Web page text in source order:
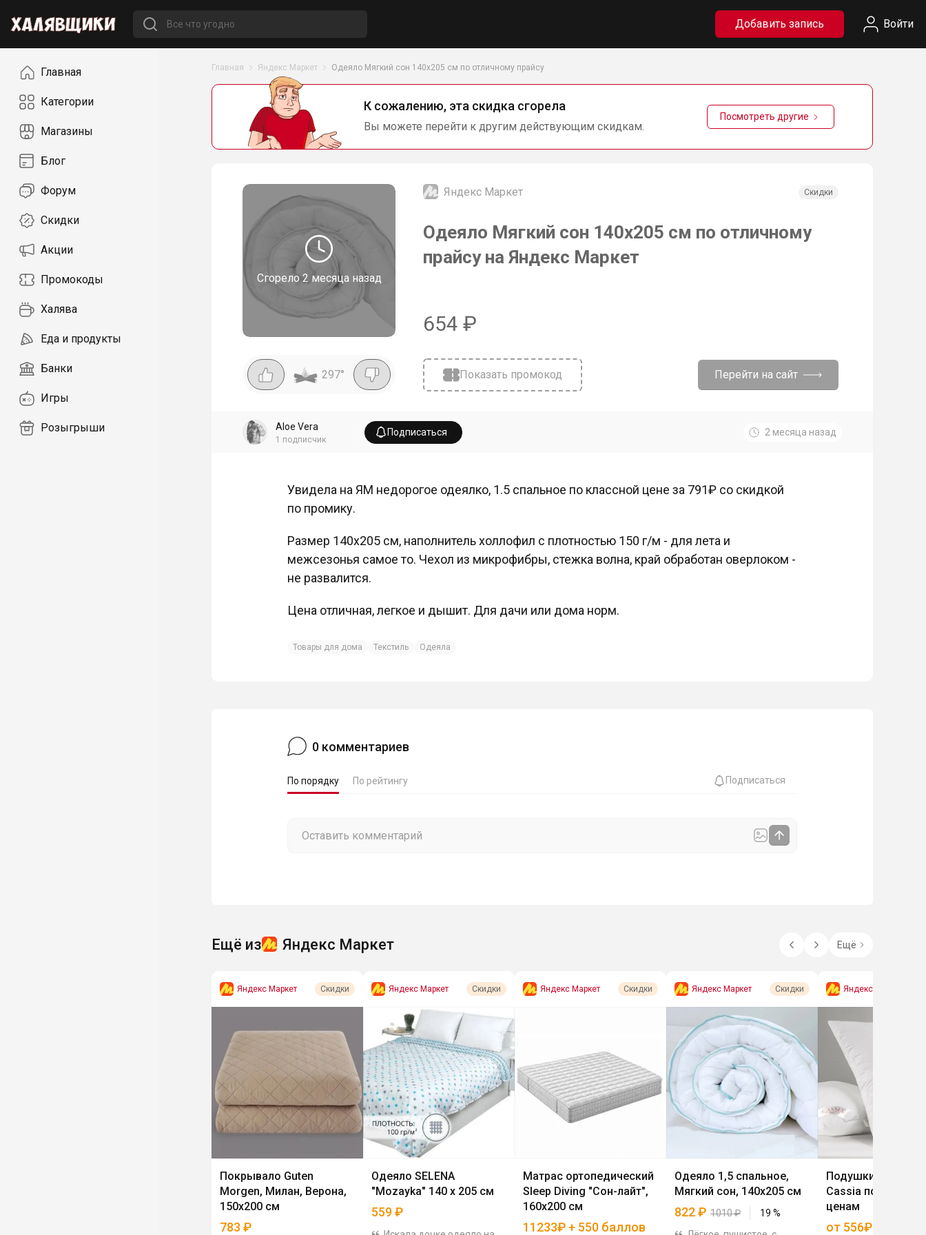
Добавить запись Войти
НавигацияГлавная
Категории
Магазины
Блог
Форум
Скидки
Акции
Промокоды
Халява
Еда и продукты
Банки
Игры
Розыгрыши
Главная Яндекс Маркет Одеяло Мягкий сон 140х205 см по отличному прайсу
К сожалению, эта скидка сгорела
Вы можете перейти к другим действующим скидкам.
Посмотреть другие
Сгорело 2 месяца назад
Яндекс Маркет Скидки
Одеяло Мягкий сон 140х205 см по отличному
прайсу на Яндекс Маркет
654 ₽
297° Показать промокод Перейти на сайт
Aloe Vera
1 подписчик
Подписаться 2 месяца назад
Увидела на ЯМ недорогое одеялко, 1.5 спальное по классной цене за 791₽ со скидкой
по промику.
Размер 140х205 см, наполнитель холлофил с плотностью 150 г/м - для лета и
межсезонья самое то. Чехол из микрофибры, стежка волна, край обработан оверлоком -
не развалится.
Цена отличная, легкое и дышит. Для дачи или дома норм.
Товары для дома Текстиль Одеяла
0 комментариев
По порядку По рейтингу Подписаться
Ещё из Яндекс Маркет Ещё
Яндекс Маркет Скидки
Покрывало Guten
Morgen, Милан, Верона,
150х200 см
783 ₽
Яндекс Маркет Скидки
Одеяло SELENA
"Mozayka" 140 х 205 см
559₽
Яндекс Маркет Скидки
Матрас ортопедический
Sleep Diving "Сон-лайт",
160x200 см
11233₽ + 550 баллов
Яндекс Маркет Скидки
Одеяло 1,5 спальное,
Мягкий сон, 140х205 см
822₽ 1010₽ 19 %
Яндекс Маркет
Подушки и одеяла
Cassia по
ценам
от 556₽